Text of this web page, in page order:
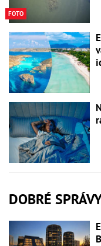
FOTO
DOBRÉ